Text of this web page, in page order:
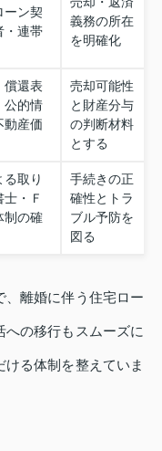
ーン契
・連帯
義務の所在
を明確化
償還表
公的情
動産価
売却可能性
と財産分与
の判断材料
とする
取り
・Ｆ
制の確
手続きの正
確性とトラ
ブル予防を
図る
、離婚に伴う住宅ロー
への移行もスムーズに
る体制を整えていま